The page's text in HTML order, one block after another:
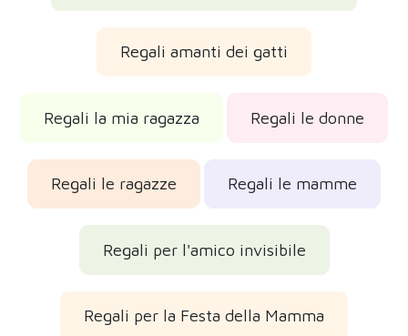
Regali amanti dei gatti
Regali la mia ragazza Regali le donne
Regali le ragazze Regali le mamme
Regali per l'amico invisibile
Regali per la Festa della Mamma